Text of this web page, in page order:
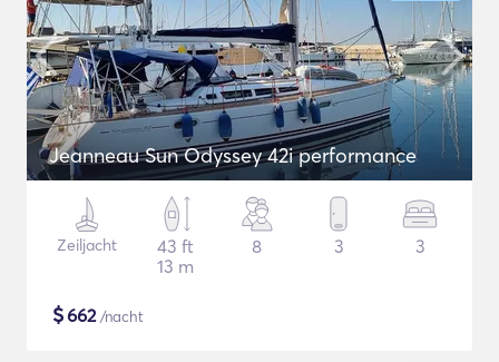
Jeanneau Sun Odyssey 42i performance
Zeiljacht
43 ft
13 m
8 3 3
$662/nacht